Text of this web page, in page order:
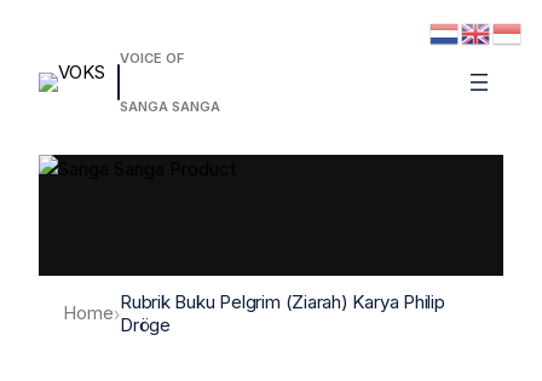
VOICE OF
SANGA SANGA
Home›Rubrik Buku Pelgrim (Ziarah) Karya Philip
Dröge